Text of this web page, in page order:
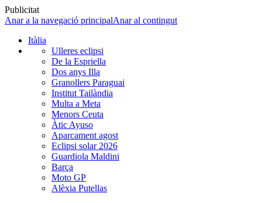
Publicitat
Anar a la navegació principalAnar al contingut
Itàlia
Ulleres eclipsi
De la Espriella
Dos anys Illa
Granollers Paraguai
Institut Tailàndia
Multa a Meta
Menors Ceuta
Àtic Ayuso
Aparcament agost
Eclipsi solar 2026
Guardiola Maldini
Barça
Moto GP
Alèxia Putellas